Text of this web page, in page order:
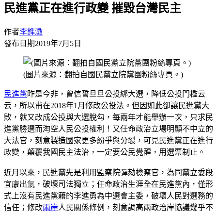
民進黨正在進行政變 摧毀台灣民主
作者李鎨澂
發布日期2019年7月5日
(圖片來源：翻拍自國民黨立院黨團粉絲專頁。)
民進黨昨是今非，曾信誓旦旦公投綁大選，降低公投門檻云
云，所以甫在2018年1月修改公投法。但因如此卻讓民進黨大
敗，就又改成公投與大選脫勾，每兩年才能舉辦一次，只求民
進黨勝選而淘空人民公投權利！又任命政治立場明顯不中立的
大法官，刻意製造國家更多紛爭與分裂，可見民進黨正在進行
政變，顛覆我國民主法治，一定要公民覺醒，用選票制止。
近月以來，民進黨先是利用監察院彈劾檢察官，為同黨立委段
宜康出氣，破壞司法獨立；任命政治生涯全在民進黨內，僅形
式上沒有民進黨籍的李進勇為中選會主委，破壞人民對選務的
信任；修改兩岸人民關係條例，刻意調高兩政治岸協議幾乎不